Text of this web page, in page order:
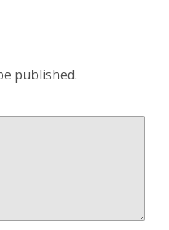
published.